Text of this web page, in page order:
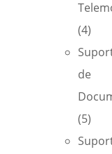
(4)
de
(5)